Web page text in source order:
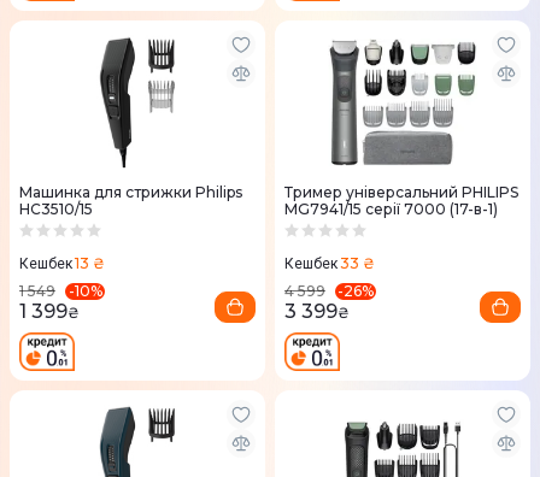
Машинка для стрижки Philips
HC3510/15
Кешбек13 ₴
1 549
-10%
1 399₴
Тример універсальний PHILIPS
MG7941/15 серії 7000 (17-в-1)
Кешбек33 ₴
4 599
-26%
3 399₴